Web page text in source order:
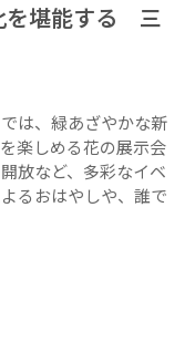
を堪能する 三
は、緑あざやかな新
楽しめる花の展示会
放など、多彩なイベ
るおはやしや、誰で